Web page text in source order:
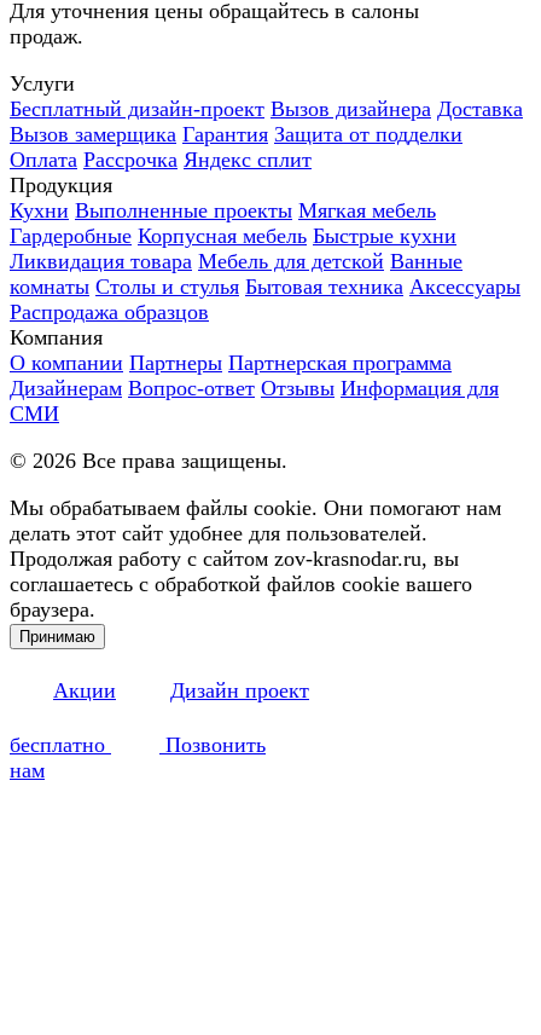
Для уточнения цены обращайтесь в салоны
продаж.
Услуги
Бесплатный дизайн-проект Вызов дизайнера Доставка
Вызов замерщика Гарантия Защита от подделки
Оплата Рассрочка Яндекс сплит
Продукция
Кухни Выполненные проекты Мягкая мебель
Гардеробные Корпусная мебель Быстрые кухни
Ликвидация товара Мебель для детской Ванные
комнаты Столы и стулья Бытовая техника Аксессуары
Распродажа образцов
Компания
О компании Партнеры Партнерская программа
Дизайнерам Вопрос-ответ Отзывы Информация для
СМИ
© 2026 Все права защищены.
Мы обрабатываем файлы cookie. Они помогают нам
делать этот сайт удобнее для пользователей.
Продолжая работу с сайтом zov-krasnodar.ru, вы
соглашаетесь с обработкой файлов cookie вашего
браузера.
Принимаю
Акции Дизайн проект
бесплатно
Позвонить
нам